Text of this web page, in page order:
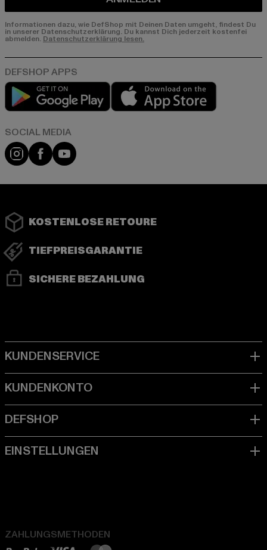
Informationen dazu, wie DefShop mit Deinen Daten umgeht, findest Du
in unserer Datenschutzerklärung. Du kannst Dich jederzeit kostenfei
abmelden. Datenschutzerklärung lesen.
Play market
Instagram
FacebookYouTube
KOSTENLOSE RETOURE
TIEFPREISGARANTIE
SICHERE BEZAHLUNG
ZAHLUNGSMETHODEN